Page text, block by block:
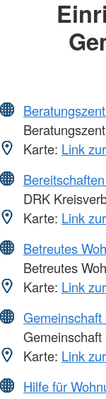
Karte: Link
DRK
Karte: Link
Betreutes
Betreutes
Karte: Link
Karte: Link
Hilfe für